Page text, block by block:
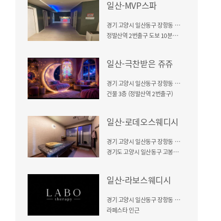
일산-MVP스파
경기 고양시 일산동구 장항동 741
정발산역 2번출구 도보 10분거리
일산-극찬받은 쥬쥬
경기 고양시 일산동구 장항동 741
건물 3층 (정발산역 2번출구)
일산-로데오스웨디시
경기 고양시 일산동구 장항동 740-5
경기도 고양시 일산동구 고봉로 26-32 (정발산역, 주엽역)
일산-라보스웨디시
경기 고양시 일산동구 장항동 740-5
라페스타 인근